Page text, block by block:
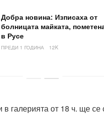
Добра новина: Изписаха от
болницата майката,
в Русе
ПРЕДИ 1 ГОДИНА 12K
галерията от 18 ч. ще се